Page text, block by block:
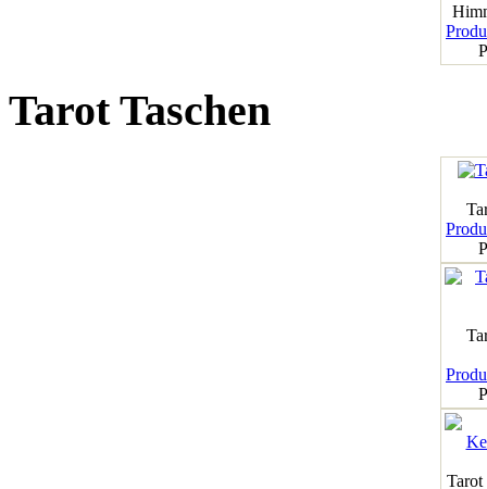
Tarot Taschen
Tarot